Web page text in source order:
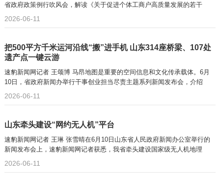
省政府政策例行吹风会，解读《关于促进个体工商户高质量发展的若干
2026-06-11
把500平方千米运河沿线“搬”进手机 山东314座桥梁、107处
遗产点一键云游
速豹新闻网记者 王颂博 马昂地图是重要的空间信息和文化传承载体。6月
10日，省政府新闻办举行干事创业担当尽责主题系列新闻发布会，介绍
2026-06-11
山东牵头建设“网约无人机”平台
速豹新闻网记者 王琳 张雪晴在6月10日山东省人民政府新闻办公室举行的
新闻发布会上，速豹新闻网记者获悉，我省牵头建设国家级无人机地理
2026-06-11